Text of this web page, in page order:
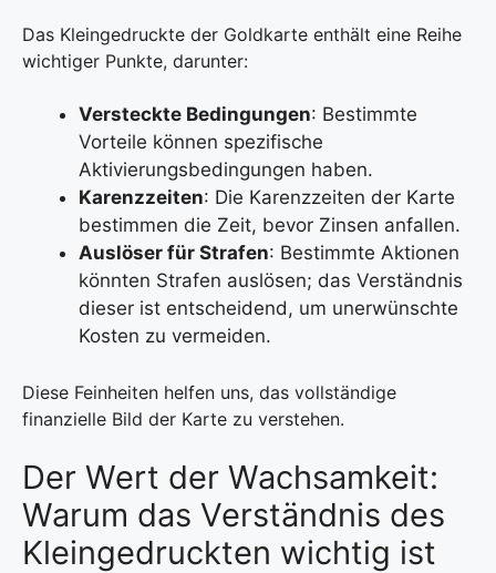
Das Kleingedruckte der Goldkarte enthält eine Reihe
wichtiger Punkte, darunter:
Versteckte Bedingungen: Bestimmte
Vorteile können spezifische
Aktivierungsbedingungen haben.
Karenzzeiten: Die Karenzzeiten der Karte
bestimmen die Zeit, bevor Zinsen anfallen.
Auslöser für Strafen: Bestimmte Aktionen
könnten Strafen auslösen; das Verständnis
dieser ist entscheidend, um unerwünschte
Kosten zu vermeiden.
Diese Feinheiten helfen uns, das vollständige
finanzielle Bild der Karte zu verstehen.
Der Wert der Wachsamkeit:
Warum das Verständnis des
Kleingedruckten wichtig ist